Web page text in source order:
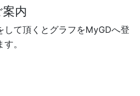
内
して頂くとグラフをMyGDへ登
。